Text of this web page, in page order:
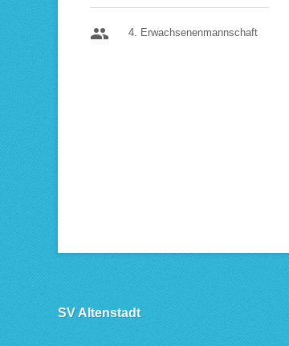
people 4. Erwachsenenmannschaft
SV Altenstadt